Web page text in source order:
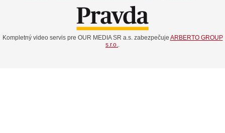
Kompletný video servis pre OUR MEDIA SR a.s. zabezpečuje ARBERTO GROUP
s.r.o.